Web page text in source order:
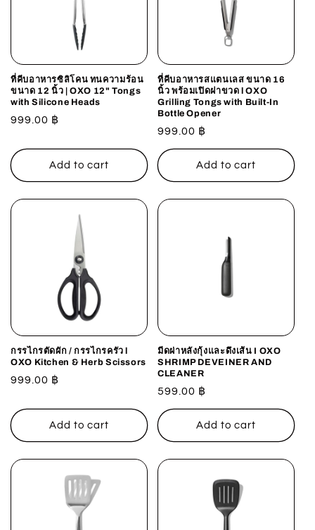
ที่คีบอาหารซิลิโคน ทนความร้อน
ขนาด 12 นิ้ว | OXO 12" Tongs
with Silicone Heads
Regular
999.00 ฿
Add to cart
ที่คีบอาหารสแตนเลส ขนาด 16
นิ้ว พร้อมเปิดฝาขวด l OXO
Grilling Tongs with Built-In
Bottle Opener
Regular
price
999.00 ฿
Add to cart
กรรไกรตัดผัก / กรรไกรครัว l
OXO Kitchen & Herb Scissors
Regular
999.00 ฿
Add to cart
มีดผ่าหลังกุ้งและดึงเส้น I OXO
SHRIMP DEVEINER AND
CLEANER
Regular
price
599.00 ฿
Add to cart